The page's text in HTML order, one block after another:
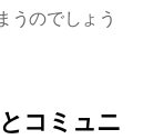
うのでしょう
コミュニ